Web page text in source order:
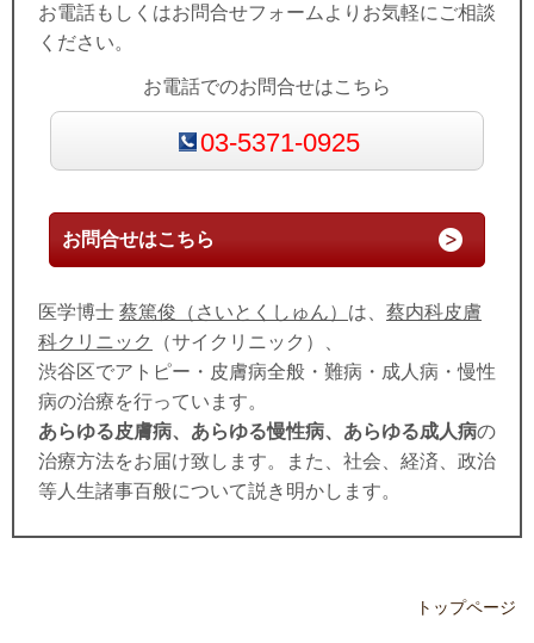
お電話もしくはお問合せフォームよりお気軽にご相談
ください。
お電話でのお問合せはこちら
03-5371-0925
お問合せはこちら
医学博士 蔡篤俊（さいとくしゅん） は、 蔡内科皮膚
科クリニック
（サイクリニック）、
渋谷区でアトピー・皮膚病全般・難病・成人病・慢性
病の治療を行っています。
あらゆる皮膚病、あらゆる慢性病、あらゆる成人病の
治療方法をお届け致します。また、社会、経済、政治
等人生諸事百般について説き明かします。
トップページ